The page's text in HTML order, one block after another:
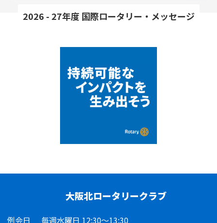
2026 - 27年度 国際ロータリー・メッセージ
大阪北ロータリークラブ
例会日 毎週水曜日 12:30～13:30